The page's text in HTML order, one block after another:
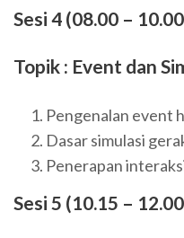
Sesi 4 (08.00 –
Topik : Event dan
Pengenalan event
Dasar simulasi
Penerapan
Sesi 5 (10.15 –